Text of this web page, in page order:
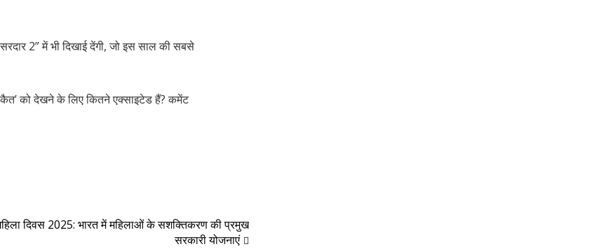
2” में भी दिखाई देंगी, जो इस साल की सबसे
को देखने के लिए कितने एक्साइटेड हैं? कमेंट
दिवस 2025: भारत में महिलाओं के सशक्तिकरण की प्रमुख
सरकारी योजनाएं